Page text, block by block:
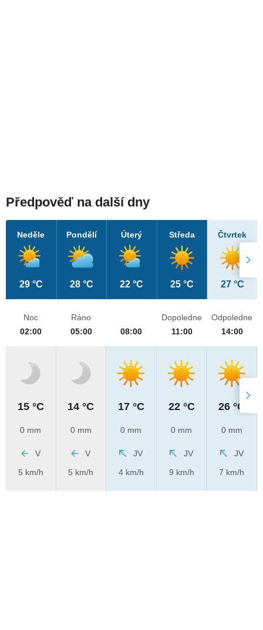
Předpověď na další dny
Neděle
29 °C
Pondělí
28 °C
Úterý
22 °C
Středa
25 °C
Čtvrtek
27 °C
Noc
02:00
15 °C
0 mm
V
5 km/h
Ráno
05:00
14 °C
0 mm
V
5 km/h
08:00
17 °C
0 mm
JV
4 km/h
Dopoledne
11:00
22 °C
0 mm
JV
9 km/h
Odpoledne
14:00
26 °C
0 mm
JV
7 km/h